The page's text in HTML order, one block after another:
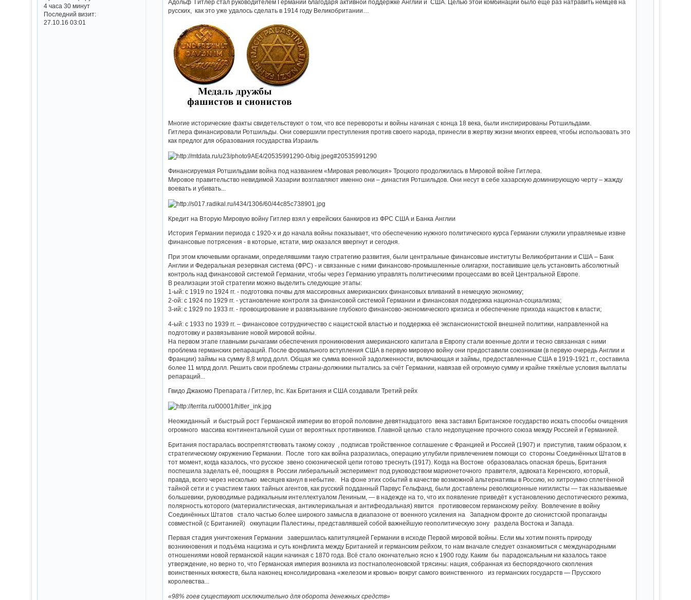
4 часа 30 минут
Последний визит:
27.10.16 03:01
Адольф Гитлер стал руководителем Германии благодаря активной поддержке Англии и США. Целью этой комбинации было еще раз натравить немцев на
русских, как это уже удалось сделать в 1914 году Великобритании…
Многие исторические факты свидетельствуют о том, что все перевороты и войны начиная с конца 18 века, были инспирированы Ротшильдами.
Гитлера финансировали Ротшильды. Они совершили преступления против своего народа, принесли в жертву жизни многих евреев, чтобы использовать это
как предлог для образования государства Израиль
Финансируемая Ротшильдами война под названием «Мировая революция» Троцкого продолжилась в Мировой войне Гитлера.
Мировое правительство невидимой Хазарии возглавляют именно они – династия Ротшильдов. Они несут в себе хазарскую доминирующую черту – жажду
воевать и убивать...
Кредит на Вторую Мировую войну Гитлер взял у еврейских банкиров из ФРС США и Банка Англии
История Германии периода с 1920-х и до начала войны показывает, что обеспечению нужного политического курса Германии служили управляемые извне
финансовые потрясения - в которые, кстати, мир оказался ввергнут и сегодня.
При этом ключевыми органами, определявшими такую стратегию развития, были центральные финансовые институты Великобритании и США – Банк
Англии и Федеральная резервная система (ФРС) - и связанные с ними финансово-промышленные олигархи, поставившие цель установить абсолютный
контроль над финансовой системой Германии, чтобы через Германию управлять политическими процессами во всей Центральной Европе.
В реализации этой стратегии можно выделить следующие этапы:
1-ый: с 1919 по 1924 гг. - подготовка почвы для массировных американских финансовых вливаний в немецкую экономику;
2-ой: с 1924 по 1929 гг. - установление контроля за финансовой системой Германии и финансовая поддержка национал-социализма;
3-ий: с 1929 по 1933 гг. - провоцирование и развязывание глубокого финансово-экономического кризиса и обеспечение прихода нацистов к власти;
4-ый: с 1933 по 1939 гг. – финансовое сотрудничество с нацистской властью и поддержка её экспансионистской внешней политики, направленной на
подготовку и развязывание новой мировой войны.
На первом этапе главными рычагами обеспечения проникновения американского капитала в Европу стали военные долги и тесно связанная с ними
проблема германских репараций. После формального вступления США в первую мировую войну они предоставили союзникам (в первую очередь Англии и
Франции) займы на сумму 8,8 млрд долл. Общая же сумма военной задолженности, включающая и займы, предоставленные США в 1919-1921 гг., составила
более 11 млрд долл. Решить свои проблемы страны-должники пытались за счёт Германии, навязав ей огромную сумму и крайне тяжёлые условия выплаты
репараций...
Гвидо Джакомо Препарата / Гитлер, Inc. Как Британия и США создавали Третий рейх
Неожиданный и быстрый рост Германской империи во второй половине девятнадцатого века заставил Британское государство искать способы очищения
огромного массива континентальной суши от вероятных противников. Главной целью стало недопущение прочного союза между Россией и Германией.
Британия постаралась воспрепятствовать такому союзу , подписав тройственное соглашение с Францией и Россией (1907) и приступив, таким образом, к
стратегическому окружению Германии. После того как война разразилась, операцию углубили привлечением помощи со стороны Соединённых Штатов в
тот момент, когда казалось, что русское звено союзнической цепи готово треснуть (1917). Когда на Востоке образовалась опасная брешь, Британия
поспешила заделать её, поощряя в России либеральный эксперимент под руководством марионеточного правителя, адвоката Керенского, который,
правда, всего через несколько месяцев канул в небытие. На фоне этих событий в качестве возможной альтернативы в Россию, но хитроумно сплетённой
тайной сети и с участием таких тайных агентов, как русский подданный Парвус Гельфанд, были доставлены революционные нигилисты — так называемые
большевики, руководимые радикальным интеллектуалом Лениным, — в надежде на то, что их появление приведёт к установлению деспотического режима,
полярность которого (материалистическая, антиклерикальная и антифеодальная) явится противовесом германскому рейху. Вовлечение в войну
Соединённых Штатов стало частью более широкого замысла в диапазоне от военного усиления на Западном фронте до сионистской пропаганды
совместной (с Британией) оккупации Палестины, представлявшей собой важнейшую геополитическую зону раздела Востока и Запада.
Первая стадия уничтожения Германии завершилась капитуляцией Германии в исходе Первой мировой войны. Если мы хотим понять природу
возникновения и подъёма нацизма и суть конфликта между Британией и германским рейхом, то нам вначале следует ознакомиться с международными
отношениями новой германской нации начиная с 1870 года. Всё стало окончательно ясно к 1900 году. Каким бы парадоксальным ни казалось такое
утверждение, но верно то, что Германская империя возникла из постнаполеоновской трясины: нация, собранная из беспорядочного скопления
воинственных княжеств, была наконец консолидирована «железом и кровью» вокруг самого воинственного из германских государств — Прусского
королевства...
«98% гоев существуют исключительно для оборота денежных средств»